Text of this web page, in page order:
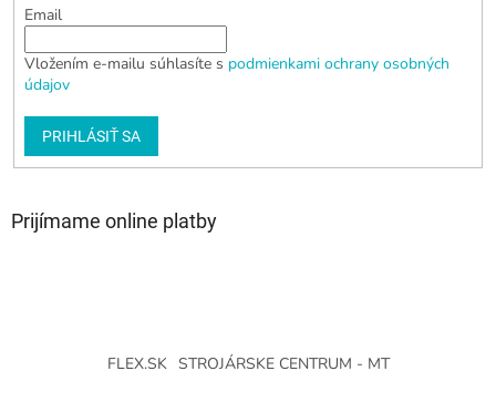
Email
Vložením e-mailu súhlasíte s podmienkami ochrany osobných
údajov
PRIHLÁSIŤ SA
Prijímame online platby
FLEX.SK STROJÁRSKE CENTRUM - MT